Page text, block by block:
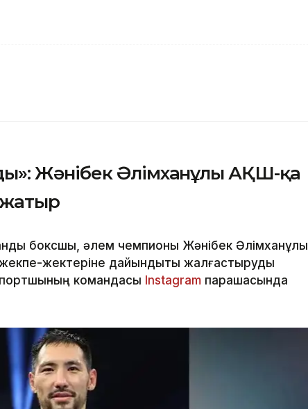
Жәнібек Әлімханұлы АҚШ-қа
боксшы, әлем чемпионы Жәнібек Әлімханұлы
жектеріне дайындықты жалғастыруды
командасы Instagram парақшасында